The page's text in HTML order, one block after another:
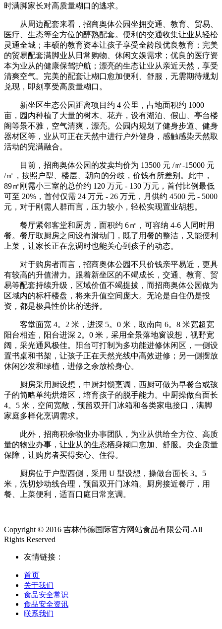
时满脚家长对高质量糊口的逃求。
从周边配套来看，招商奥体公园坐拥交通、教育、贸易、
医疗、生态等全方位的醇熟配套。便利的交通收集让业从轻松
灵通全城；丰硕的教育资本让孩子享受全龄段优良教育；完美
的贸易配套满脚业从日常购物、休闲文娱需求；优良的医疗资
本为业从的健康保驾护航；漂亮的生态让业从亲近天然，享受
清爽空气。完美的配套让糊口愈加便利、舒服，无需期待规划
兑现，即刻享受高质量糊口。
新坐区生态公园距离项目约 4 公里，占地面积约 1000
亩，园内种植了大量的树木、花卉，设有湖泊、假山、亭台楼
阁等景不雅，空气清爽，漂亮。公园内规划了健身步道、健身
器材区等，业从可正在天然中进行户外健身，感触感染天然取
活动的完满融合。
目前，招商奥体公园的发卖均价为 13500 元 /㎡-15000 元
/㎡，按照户型、楼层、朝向的分歧，价钱有所差别。此中，
89㎡刚需小三室的总价约 120 万元 - 130 万元，首付比例最低
可至 20%，首付仅需 24 万元 - 26 万元，月供约 4500 元 - 5000
元，对于刚需人群而言，压力较小，轻松实现置业胡想。
餐厅紧邻客堂和厨房，面积约 6㎡，可容纳 4-6 人同时用
餐。餐厅取厨房之间设有滑动门，既了用餐的整洁，又能便利
上菜，让家长正在烹调时也能关心到孩子的动态。
对于购房者而言，招商奥体公园不只价钱亲平易近，更具
有较高的升值潜力。跟着新坐区的不竭成长，交通、教育、贸
易等配套持续升级，区域价值不竭提拔，而招商奥体公园做为
区域内的标杆楼盘，将来升值空间庞大。无论是自住仍是投
资，都是极具性价比的选择。
客堂面宽 4。2 米，进深 5。0 米，取南向 6。8 米宽超宽
阳台相连，阳台进深 2。0 米，采用全景落地窗设想，视野宽
阔，采光通风极佳。阳台可打制为多功能进修休闲区，一侧设
置书桌和书架，让孩子正在天然光线中高效进修；另一侧摆放
休闲沙发和绿植，进修之余放松身心。
厨房采用厨设想，中厨封锁烹调，西厨可做为早餐台或孩
子的简略单纯烘焙区，培育孩子的脱手能力。中厨操做台面长
4。5 米，空间宽敞，预留双开门冰箱和各类家电接口，满脚
家庭多样化烹调需求。
此外，招商积余物业办事团队，为业从供给全方位、高质
量的物业办事，让业从的生态栖身糊口愈加、舒服。央企质量
保障，让购房者买得安心、住得。
厨房位于户型西侧，采用 U 型设想，操做台面长 3。5
米，洗切炒动线合理，预留双开门冰箱。厨房接近餐厅，用
餐、上菜便利，适百口庭日常烹调。
Copyright © 2016 吉林伟德国际官方网站食品有限公司.All
Rights Reserved
友情链接：
首页
关于我们
食品安全常识
食品安全资讯
联系我们